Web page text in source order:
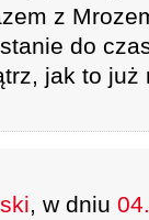
z
do
jak to już
, w dniu